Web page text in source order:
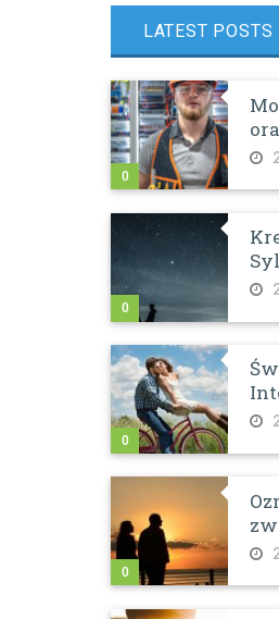
LATEST POSTS
0
0
0
0